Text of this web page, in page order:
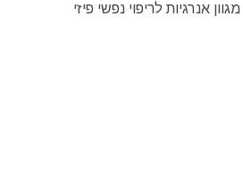
אנרגיות לריפוי נפשי פיזי